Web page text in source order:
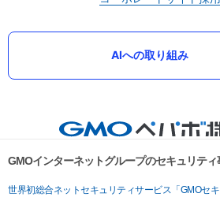
AIへの取り組み
GMOインターネットグループのセキュリテ
世界初総合ネットセキュリティサービス「GMOセキ